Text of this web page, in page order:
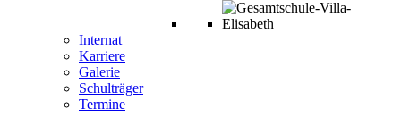
Internat
Karriere
Galerie
Schulträger
Termine